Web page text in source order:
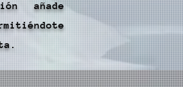
añade